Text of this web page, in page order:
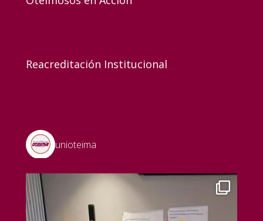
Reacreditación Institucional
unioteima